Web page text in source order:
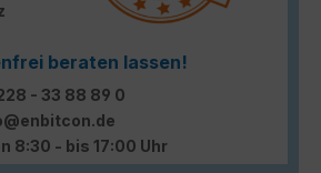
beraten lassen!
- 33 88 89 0
8:30 - bis 17:00 Uhr